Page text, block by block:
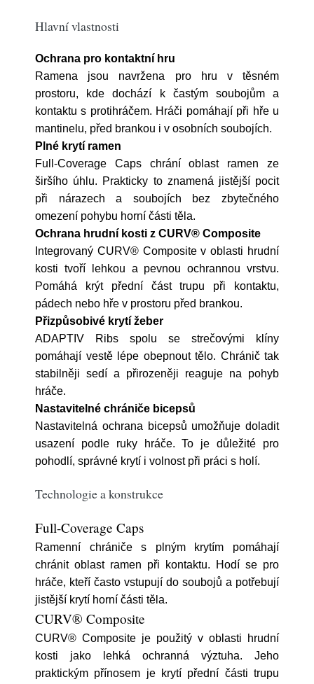
Hlavní vlastnosti
Ochrana pro kontaktní hru
Ramena jsou navržena pro hru v těsném
prostoru, kde dochází k častým soubojům a
kontaktu s protihráčem. Hráči pomáhají při hře u
mantinelu, před brankou i v osobních soubojích.
Plné krytí ramen
Full-Coverage Caps chrání oblast ramen ze
širšího úhlu. Prakticky to znamená jistější pocit
při nárazech a soubojích bez zbytečného
omezení pohybu horní části těla.
Ochrana hrudní kosti z CURV® Composite
Integrovaný CURV® Composite v oblasti hrudní
kosti tvoří lehkou a pevnou ochrannou vrstvu.
Pomáhá krýt přední část trupu při kontaktu,
pádech nebo hře v prostoru před brankou.
Přizpůsobivé krytí žeber
ADAPTIV Ribs spolu se strečovými klíny
pomáhají vestě lépe obepnout tělo. Chránič tak
stabilněji sedí a přirozeněji reaguje na pohyb
hráče.
Nastavitelné chrániče bicepsů
Nastavitelná ochrana bicepsů umožňuje doladit
usazení podle ruky hráče. To je důležité pro
pohodlí, správné krytí i volnost při práci s holí.
Technologie a konstrukce
Full-Coverage Caps
Ramenní chrániče s plným krytím pomáhají
chránit oblast ramen při kontaktu. Hodí se pro
hráče, kteří často vstupují do soubojů a potřebují
jistější krytí horní části těla.
CURV® Composite
CURV® Composite je použitý v oblasti hrudní
kosti jako lehká ochranná výztuha. Jeho
praktickým přínosem je krytí přední části trupu